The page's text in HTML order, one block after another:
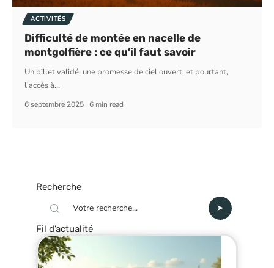
ACTIVITÉS
Difficulté de montée en nacelle de
montgolfière : ce qu’il faut savoir
Un billet validé, une promesse de ciel ouvert, et pourtant,
l'accès à…
6 septembre 2025 6 min read
Recherche
Fil d’actualité